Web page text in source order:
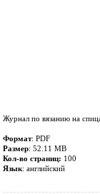
Журнал по вязанию на
Формат: PDF
Размер: 52.11 MB
Кол-во страниц: 100
Язык: английский